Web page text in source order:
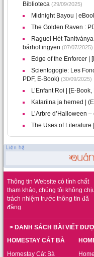
Biblioteca (29/09/2025)
Midnight Bayou |
The Golden Raven :
Raguel Hét
bárhol ingyen (07/07/2025)
Edge of the Enforcer |
Scientogogie: Les
PDF, E-Book) (30/09/2025)
L’Enfant Roi | [E-Book,
Katariina ja herned |
L’Arbre d’Halloween
The Uses of Literature
Thông tin Website có tính chất
tham khảo, chúng tôi không
trách nhiệm trước thông tin đã
đăng.
> DANH SÁCH BÀI VIẾT
HOMESTAY CÁT BÀ
Homestay Cát Bà